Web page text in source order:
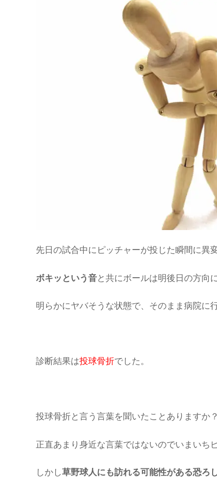
先日の試合中にピッチャーが投じた瞬間に異
ボキッという音と共にボールは明後日の方向
明らかにヤバそうな状態で、そのまま病院に
診断結果は投球骨折でした。
投球骨折と言う言葉を聞いたことありますか
正直あまり身近な言葉ではないのでいまいち
しかし草野球人にも訪れる可能性がある恐ろ